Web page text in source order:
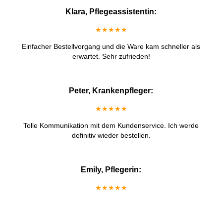
Klara, Pflegeassistentin:
★★★★★
Einfacher Bestellvorgang und die Ware kam schneller als
erwartet. Sehr zufrieden!
Peter, Krankenpfleger:
★★★★★
Tolle Kommunikation mit dem Kundenservice. Ich werde
definitiv wieder bestellen.
Emily, Pflegerin:
★★★★★